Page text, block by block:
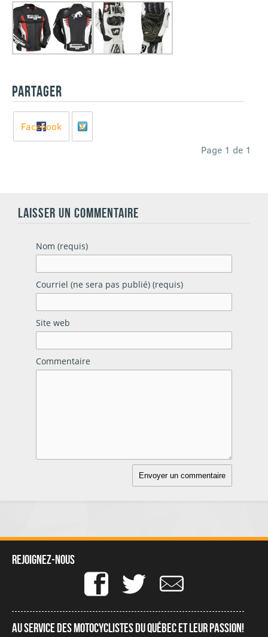
PARTAGER
Facebook
X
Page 1 de 1
LAISSER UN COMMENTAIRE
Nom (requis)
Courriel (ne sera pas publié) (requis)
Site web
Commentaire
Rejoignez-nous
Au service des motocyclistes du québec et leur passion!